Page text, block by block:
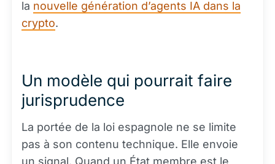
la nouvelle génération d’agents IA dans la
crypto.
Un modèle qui pourrait faire
jurisprudence
La portée de la loi espagnole ne se limite
pas à son contenu technique. Elle envoie
un signal. Quand un État membre est le